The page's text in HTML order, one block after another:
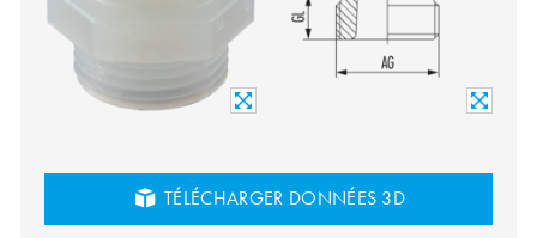
TÉLÉCHARGER DONNÉES 3D